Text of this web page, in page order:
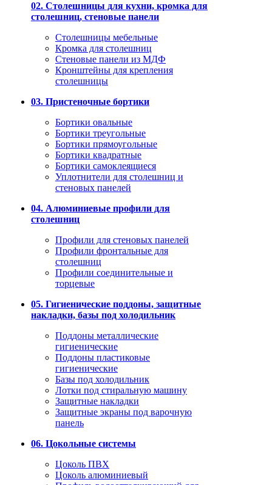
02. Столешницы для кухни, кромка для
столешниц, стеновые панели
Столешницы мебельные
Кромка для столешниц
Стеновые панели из МДФ
Кронштейны для крепления
столешницы
03. Пристеночные бортики
Бортики овальные
Бортики треугольные
Бортики прямоугольные
Бортики квадратные
Бортики самоклеящиеся
Уплотнители для столешниц и
стеновых панелей
04. Алюминиевые профили для
столешниц
Профили для стеновых панелей
Профили фронтальные для
столешниц
Профили соединительные и
торцевые
05. Гигиенические поддоны, защитные
накладки, базы под холодильник
Поддоны металлические
гигиенические
Поддоны пластиковые
гигиенические
Базы под холодильник
Лотки под стиральную машину
Защитные накладки
Защитные экраны под варочную
панель
06. Цокольные системы
Цоколь ПВХ
Цоколь алюминиевый